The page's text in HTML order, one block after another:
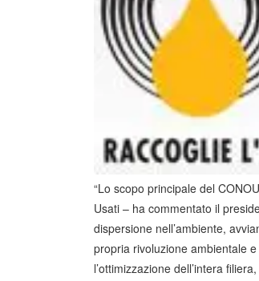
“Lo scopo principale del
Usati – ha commentato il
dispersione nell’ambiente,
propria rivoluzione ambientale
l’ottimizzazione dell’intera